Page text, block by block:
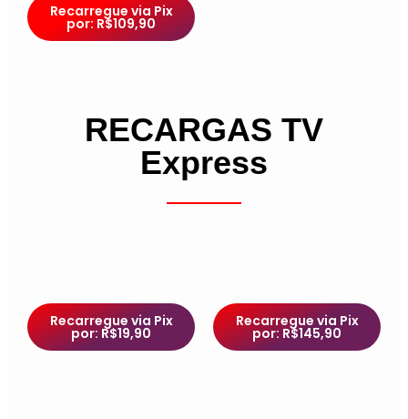
Recarregue via Pix
por: R$109,90
RECARGAS TV
Express
Recarregue via Pix
por: R$19,90
Recarregue via Pix
por: R$145,90